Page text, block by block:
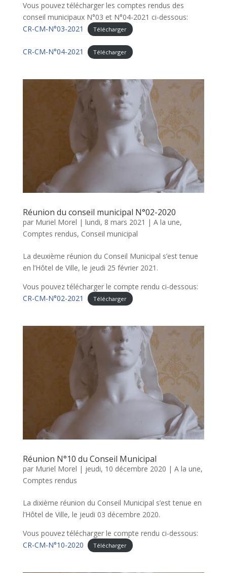
Vous pouvez télécharger les comptes rendus des
conseil municipaux N°03 et N°04-2021 ci-dessous:
CR-CM-N°03-2021
Télécharger
CR-CM-N°04-2021 Télécharger
Réunion du conseil municipal N°02-2020
par Muriel Morel | lundi, 8 mars 2021 | A la une,
Comptes rendus, Conseil municipal
La deuxième réunion du Conseil Municipal s’est tenue
en l’Hôtel de Ville, le jeudi 25 février 2021.
Vous pouvez télécharger le compte rendu ci-dessous:
CR-CM-N°02-2021
Télécharger
Réunion N°10 du Conseil Municipal
par Muriel Morel | jeudi, 10 décembre 2020 | A la une,
Comptes rendus
La dixième réunion du Conseil Municipal s’est tenue en
l’Hôtel de Ville, le jeudi 03 décembre 2020.
Vous pouvez télécharger le compte rendu ci-dessous:
CR-CM-N°10-2020
Télécharger